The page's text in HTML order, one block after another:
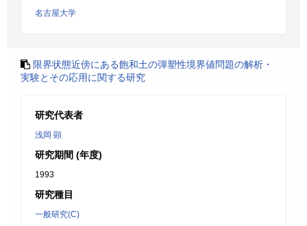
名古屋大学
限界状態近傍にある飽和土の弾塑性境界値問題の解析・
実験とその応用に関する研究
研究代表者
浅岡 顕
研究期間 (年度)
1993
研究種目
一般研究(C)